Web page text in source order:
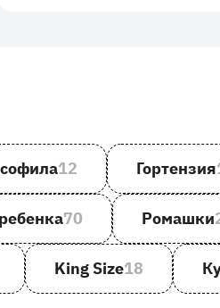
12 Гортензия
70 Ромашки
King Size18